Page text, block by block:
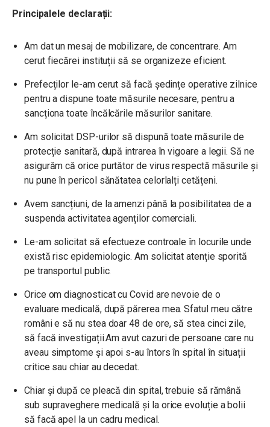
Principalele declarații:
Am dat un mesaj de mobilizare, de concentrare. Am
cerut fiecărei instituții să se organizeze eficient.
Prefecților le-am cerut să facă ședințe operative zilnice
pentru a dispune toate măsurile necesare, pentru a
sancționa toate încălcările măsurilor sanitare.
Am solicitat DSP-urilor să dispună toate măsurile de
protecție sanitară, după intrarea în vigoare a legii. Să ne
asigurăm că orice purtător de virus respectă măsurile și
nu pune în pericol sănătatea celorlalți cetățeni.
Avem sancțiuni, de la amenzi până la posibilitatea de a
suspenda activitatea agenților comerciali.
Le-am solicitat să efectueze controale în locurile unde
există risc epidemiologic. Am solicitat atenție sporită
pe transportul public.
Orice om diagnosticat cu Covid are nevoie de o
evaluare medicală, după părerea mea. Sfatul meu către
români e să nu stea doar 48 de ore, să stea cinci zile,
să facă investigații.Am avut cazuri de persoane care nu
aveau simptome și apoi s-au întors în spital în situații
critice sau chiar au decedat.
Chiar și după ce pleacă din spital, trebuie să rămână
sub supraveghere medicală și la orice evoluție a bolii
să facă apel la un cadru medical.